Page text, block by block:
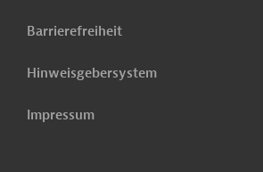
Barrierefreiheit
Hinweisgebersystem
Impressum